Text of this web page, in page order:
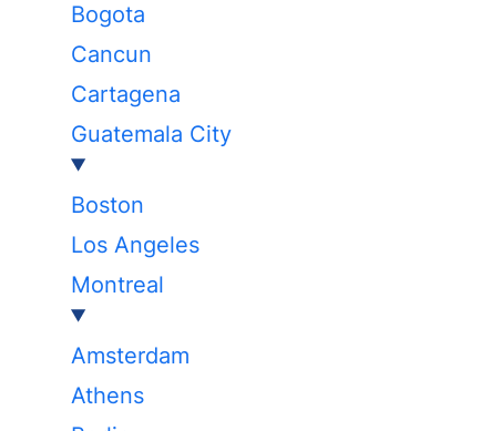
Bogota
Cancun
Cartagena
Guatemala City
Boston
Los Angeles
Montreal
Amsterdam
Athens